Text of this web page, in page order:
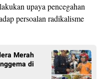
upaya pencegahan
persoalan radikalisme
Merah
di